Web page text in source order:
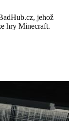
jehož
hry Minecraft.